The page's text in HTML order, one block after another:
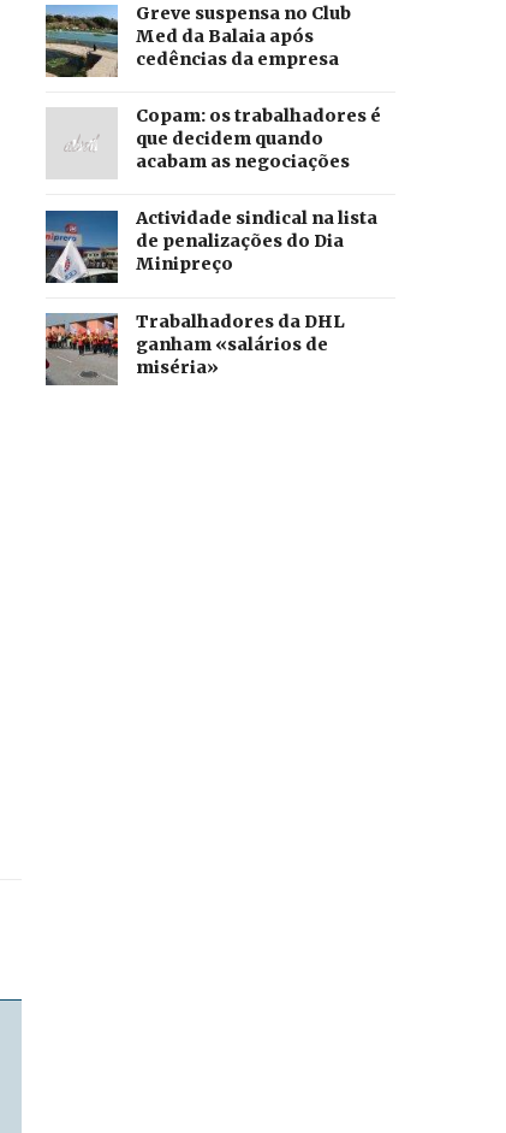
Greve suspensa no Club
Med da Balaia após
cedências da empresa
Copam: os trabalhadores é
que decidem quando
acabam as negociações
Actividade sindical na lista
de penalizações do Dia
Minipreço
Trabalhadores da DHL
ganham «salários de
miséria»